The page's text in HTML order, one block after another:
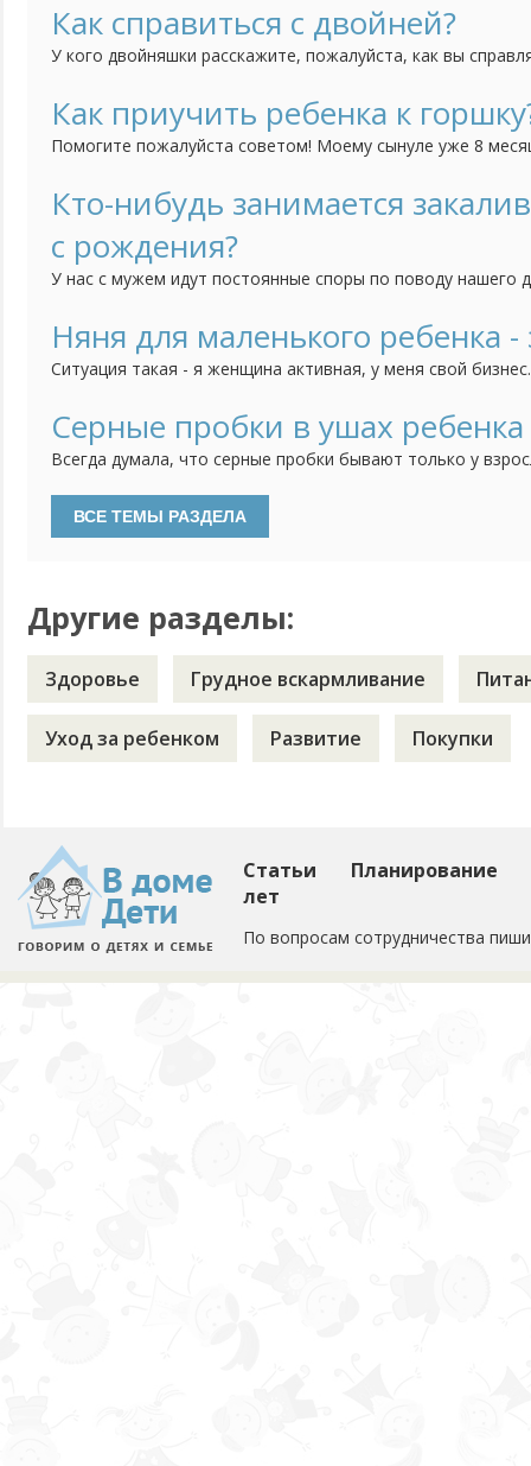
Как справиться с двойней?
У кого двойняшки расскажите, пожалуйста, как вы
Как приучить ребенка к
Помогите пожалуйста советом! Моему сынуле уже 8
тем труднее нам с ним вместе придется. Но он
горшок, никакие отвлечения, игрушки, книжки не
Кто-нибудь занимается
с рождения?
У нас с мужем идут постоянные споры по поводу нашего
кажется, что он еще слишком мал для этого и мне его
закалять? Что выносить его раздетым на улицу? Или
Няня для маленького ребенка
Ситуация такая - я женщина активная, у меня свой
работу люди, которые работают с самого начала со
слаженный коллектив. И мне их естественно очень
Серные пробки в ушах ребенка
Всегда думала, что серные пробки бывают только у
сыну, увидела в глубине белое вещество и посередине
Вспомнила, что в последнее время ребенок стал хуже
Другие разделы:
Здоровье Грудное вскармливание
Уход за ребенком Развитие Покупки
Статьи
Планирование
лет
По вопросам сотрудничества